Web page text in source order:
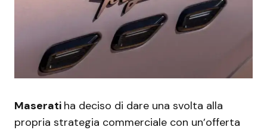
Maserati ha deciso di dare una svolta alla
propria strategia commerciale con un’offerta